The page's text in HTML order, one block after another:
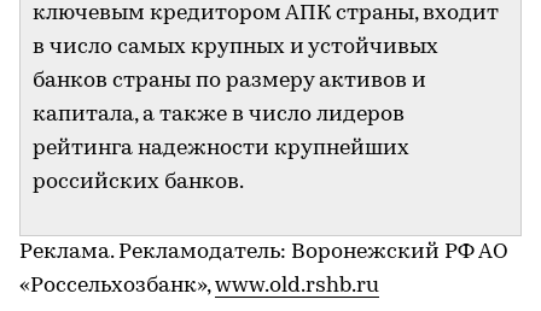
ключевым кредитором АПК страны, входит
в число самых крупных и устойчивых
банков страны по размеру активов и
капитала, а также в число лидеров
рейтинга надежности крупнейших
российских банков.
Реклама. Рекламодатель: Воронежский РФ АО
«Россельхозбанк»,www.old.rshb.ru